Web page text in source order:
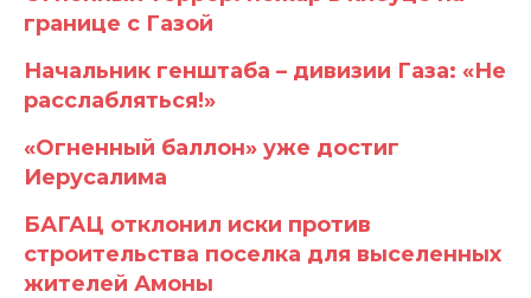
границе с Газой
Начальник генштаба – дивизии Газа: «Не
расслабляться!»
«Огненный баллон» уже достиг
Иерусалима
БАГАЦ отклонил иски против
строительства поселка для выселенных
жителей Амоны